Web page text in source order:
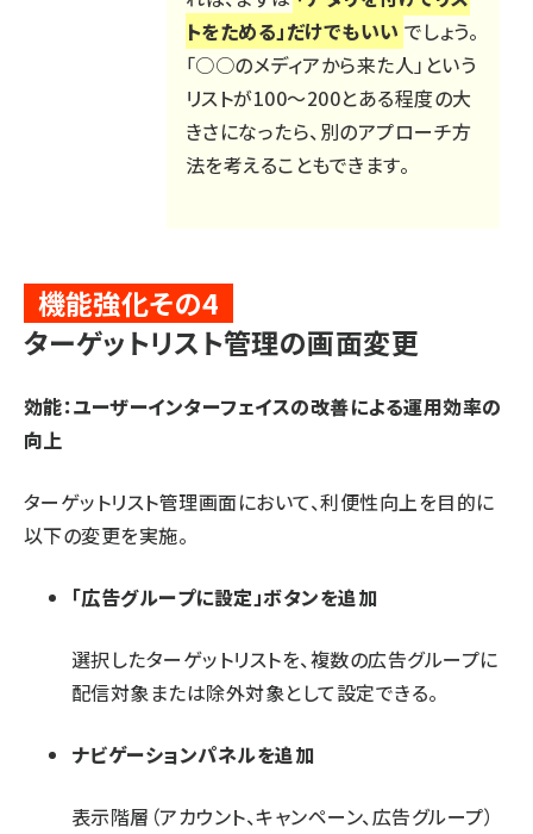
トをためる」だけでもいい でしょう。
「○○のメディアから来た人」という
リストが100～200とある程度の大
きさになったら、別のアプローチ方
法を考えることもできます。
機能強化その4
ターゲットリスト管理の画面変更
効能：ユーザーインターフェイスの改善による運用効率の
向上
ターゲットリスト管理画面において、利便性向上を目的に
以下の変更を実施。
「広告グループに設定」ボタンを追加
選択したターゲットリストを、複数の広告グループに
配信対象または除外対象として設定できる。
ナビゲーションパネルを追加
表示階層（アカウント、キャンペーン、広告グループ）